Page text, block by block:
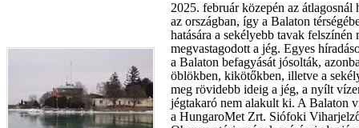
2025. február közepén az átlagosnál
az országban, így a Balaton
hatására a sekélyebb tavak felszínén
megvastagodott a jég. Egyes
a Balaton befagyását jósolták,
öblökben, kikötőkben, illetve a
meg rövidebb ideig a jég, a nyílt
jégtakaró nem alakult ki. A Balaton
a HungaroMet Zrt. Siófoki